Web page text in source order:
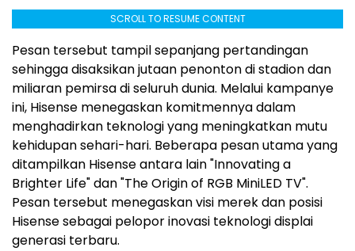
SCROLL TO RESUME CONTENT
Pesan tersebut tampil sepanjang pertandingan
sehingga disaksikan jutaan penonton di stadion dan
miliaran pemirsa di seluruh dunia. Melalui kampanye
ini, Hisense menegaskan komitmennya dalam
menghadirkan teknologi yang meningkatkan mutu
kehidupan sehari-hari. Beberapa pesan utama yang
ditampilkan Hisense antara lain "Innovating a
Brighter Life" dan "The Origin of RGB MiniLED TV".
Pesan tersebut menegaskan visi merek dan posisi
Hisense sebagai pelopor inovasi teknologi displai
generasi terbaru.